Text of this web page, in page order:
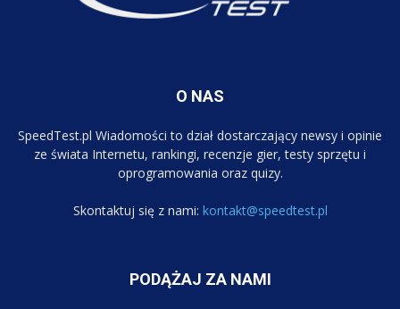
O NAS
SpeedTest.pl Wiadomości to dział dostarczający newsy i opinie
ze świata Internetu, rankingi, recenzje gier, testy sprzętu i
oprogramowania oraz quizy.
Skontaktuj się z nami: kontakt@speedtest.pl
PODĄŻAJ ZA NAMI